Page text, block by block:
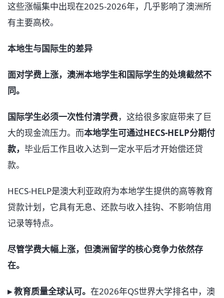
这些涨幅集中出现在2025-2026年，几乎影响了澳洲所
有主要高校。
本地生与国际生的差异
面对学费上涨，澳洲本地学生和国际学生的处境截然不
同。
国际学生必须一次性付清学费，这给很多家庭带来了巨
大的现金流压力。而本地学生可通过HECS-HELP分期付
款， 毕业后工作且收入达到一定水平后才开始偿还贷
款。
HECS-HELP是澳大利亚政府为本地学生提供的高等教育
贷款计划，它具有无息、还款与收入挂钩、不影响信用
记录等特点。
尽管学费大幅上涨，但澳洲留学的核心竞争力依然存
在。
▸ 教育质量全球认可。 在2026年QS世界大学排名中，澳